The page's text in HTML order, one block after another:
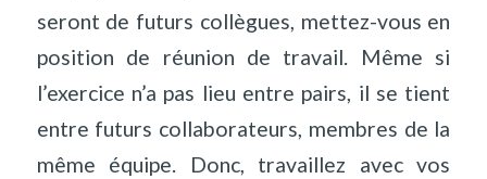
seront de futurs collègues, mettez-vous en
position de réunion de travail. Même si
l’exercice n’a pas lieu entre pairs, il se tient
entre futurs collaborateurs, membres de la
même équipe. Donc, travaillez avec vos